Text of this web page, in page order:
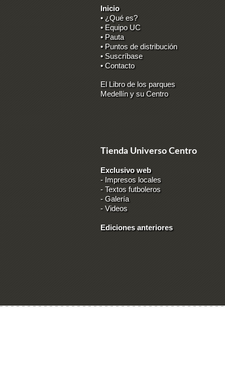
Inicio
• ¿Qué es?
• Equipo UC
• Pauta
• Puntos de distribución
• Suscríbase
• Contacto
El Libro de los parques
Medellín y su Centro
Tienda Universo Centro
Exclusivo web
- Impresos locales
- Textos futboleros
-Galería
-Videos
Ediciones anteriores